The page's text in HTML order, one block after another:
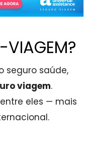
VIAGEM?
seguro saúde,
viagem.
eles — mais